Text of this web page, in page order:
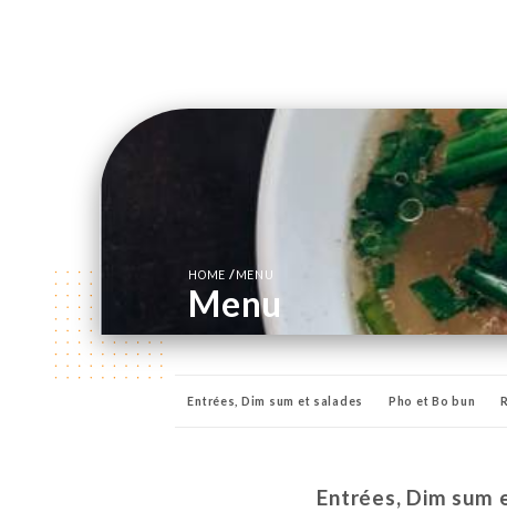
HOME / MENU
Menu
Entrées, Dim sum et salades Pho et Bo bun
Entrées, Dim sum